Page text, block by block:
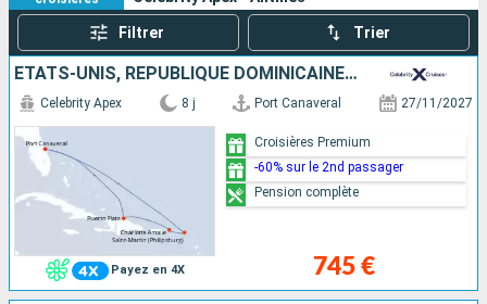
Filtrer Trier
ÉTATS-UNIS, RÉPUBLIQUE DOMINICAINE, SAINT-MARTIN
Payez en 4X
Celebrity Apex 8 j Port Canaveral 27/11/2027
745 €
Croisières Premium
-60% sur le 2nd passager
Pension complète